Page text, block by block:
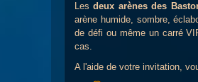
Lesdeux arènes des
arène humide, sombre,
de défi ou même un carré
cas.
A l'aide de votre invitation,